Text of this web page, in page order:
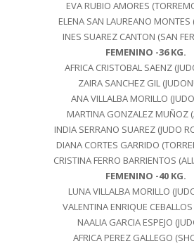
EVA RUBIO AMORES
ELENA SAN LAUREANO MONTES
INES SUAREZ CANTON (SAN
FEMENINO -36 KG.
AFRICA CRISTOBAL SAENZ
ZAIRA SANCHEZ GIL
ANA VILLALBA MORILLO
MARTINA GONZALEZ MUÑOZ
INDIA SERRANO SUAREZ (JUDO
DIANA CORTES GARRIDO
CRISTINA FERRO BARRIENTOS
FEMENINO -40 KG.
LUNA VILLALBA MORILLO
VALENTINA ENRIQUE
NAALIA GARCIA ESPEJO
AFRICA PEREZ GALLEGO